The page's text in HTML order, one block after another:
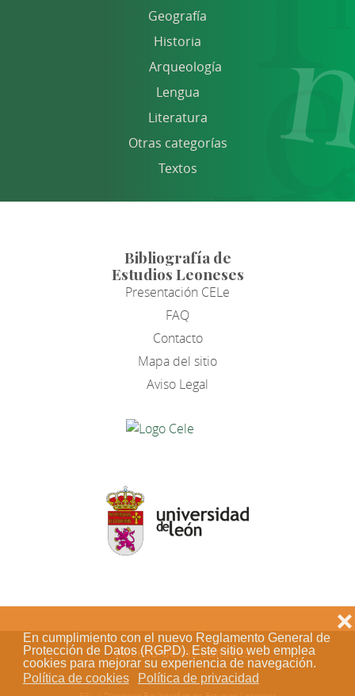
En cumplimiento con el nuevo Reglamento General de
Protección de Datos (RGPD). Este sitio web emplea
cookies para mejorar su experiencia de navegación.
Política de cookies
Política de privacidad
❌
Geografía
Historia
Arqueología
Lengua
Literatura
Otras categorías
Textos
Bibliografía de
Estudios Leoneses
Presentación CELe
FAQ
Contacto
Mapa del sitio
Aviso Legal
Acceso de los editores